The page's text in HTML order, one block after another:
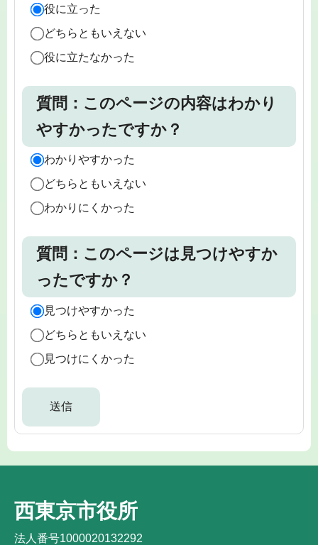
役に立った
どちらともいえない
役に立たなかった
質問：このページの内容はわかり
やすかったですか？
わかりやすかった
どちらともいえない
わかりにくかった
質問：このページは見つけやすか
ったですか？
見つけやすかった
どちらともいえない
見つけにくかった
西東京市役所
法人番号1000020132292